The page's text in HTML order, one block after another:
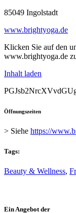
85049 Ingolstadt
www.brightyoga.de
Klicken Sie auf den
www.brightyoga.de
Inhalt laden
Öffnungszeiten
> Siehe https://
Tags:
Beauty & Wellness,
Ein Angebot der